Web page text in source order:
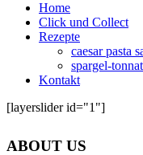
Home
Click und Collect
Rezepte
caesar pasta
spargel-
Kontakt
[layerslider id="1"]
ABOUT US